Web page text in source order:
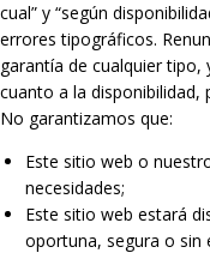
cual” y “según
errores tipográficos.
garantía de cualquier tipo,
cuanto a la disponibilidad,
No garantizamos que:
Este sitio web o
necesidades;
Este sitio web estará
oportuna, segura o sin